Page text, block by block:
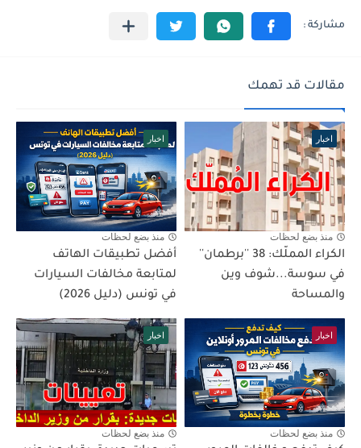
مقالات قد تهمك
اخبار
منذ بضع لحظات
الكراء المملّك: 38 ''برطمان''
في سوسة...شوف وين
والمساحة
اخبار
منذ بضع لحظات
أفضل تطبيقات الهاتف
لمتابعة مخالفات السيارات
في تونس (دليل 2026)
اخبار
منذ بضع لحظات
اخبار
منذ بضع لحظات